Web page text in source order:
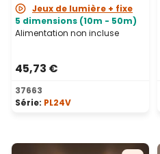
Jeux de lumière + fixe
5 dimensions (10m - 50m)
Alimentation non incluse
45,73 €
37663
Série: PL24V